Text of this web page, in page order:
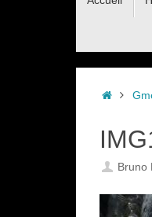
au
Accueil
Bruno